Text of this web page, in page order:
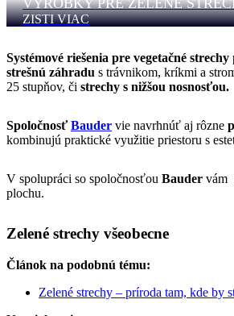
ZISTI VIAC
Systémové riešenia pre vegetačné strechy
strešnú záhradu s trávnikom, kríkmi a
25 stupňov, či strechy s nižšou nosnosťou.
SpoločnosťBauder vie navrhnúť aj rôzne
kombinujú praktické využitie priestoru s
V spolupráci so spoločnosťou Bauder vám
plochu.
Zelené strechy všeobecne
Článok na podobnú tému:
Zelené strechy – príroda tam, kde by